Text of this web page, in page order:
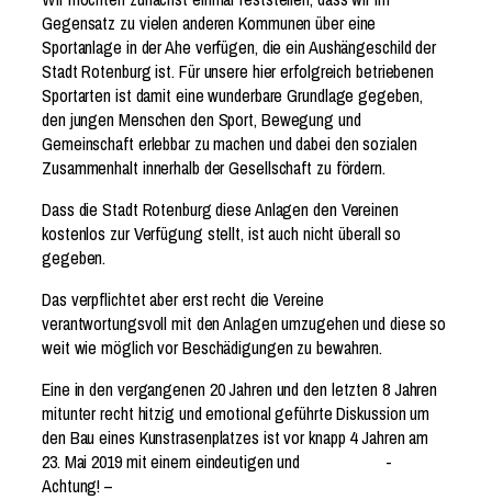
Gegensatz zu vielen anderen Kommunen über eine
Sportanlage in der Ahe verfügen, die ein Aushängeschild der
Stadt Rotenburg ist. Für unsere hier erfolgreich betriebenen
Sportarten ist damit eine wunderbare Grundlage gegeben,
den jungen Menschen den Sport, Bewegung und
Gemeinschaft erlebbar zu machen und dabei den sozialen
Zusammenhalt innerhalb der Gesellschaft zu fördern.
Dass die Stadt Rotenburg diese Anlagen den Vereinen
kostenlos zur Verfügung stellt, ist auch nicht überall so
gegeben.
Das verpflichtet aber erst recht die Vereine
verantwortungsvoll mit den Anlagen umzugehen und diese so
weit wie möglich vor Beschädigungen zu bewahren.
Eine in den vergangenen 20 Jahren und den letzten 8 Jahren
mitunter recht hitzig und emotional geführte Diskussion um
den Bau eines Kunstrasenplatzes ist vor knapp 4 Jahren am
23. Mai 2019 mit einem eindeutigen und -
Achtung! –